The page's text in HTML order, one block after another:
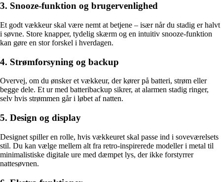
3. Snooze-funktion og brugervenlighed
Et godt vækkeur skal være nemt at betjene – især når du stadig er halvt
i søvne. Store knapper, tydelig skærm og en intuitiv snooze-funktion
kan gøre en stor forskel i hverdagen.
4. Strømforsyning og backup
Overvej, om du ønsker et vækkeur, der kører på batteri, strøm eller
begge dele. Et ur med batteribackup sikrer, at alarmen stadig ringer,
selv hvis strømmen går i løbet af natten.
5. Design og display
Designet spiller en rolle, hvis vækkeuret skal passe ind i soveværelsets
stil. Du kan vælge mellem alt fra retro-inspirerede modeller i metal til
minimalistiske digitale ure med dæmpet lys, der ikke forstyrrer
nattesøvnen.